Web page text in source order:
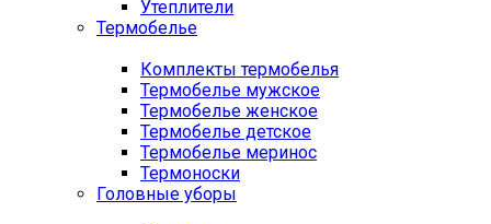
Утеплители
Термобелье
Комплекты термобелья
Термобелье мужское
Термобелье женское
Термобелье детское
Термобелье меринос
Термоноски
Головные уборы